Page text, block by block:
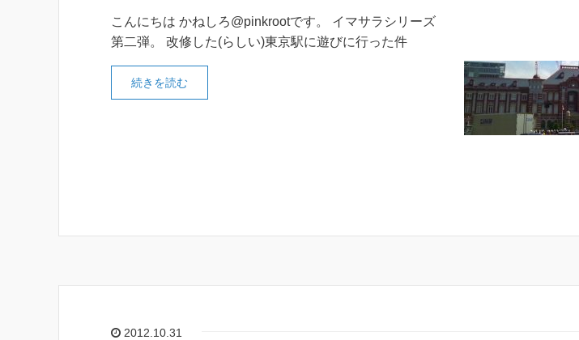
こんにちは かねしろ@pinkrootです。 イマサラシリーズ
第二弾。 改修した(らしい)東京駅に遊びに行った件
続きを読む
2012.10.31